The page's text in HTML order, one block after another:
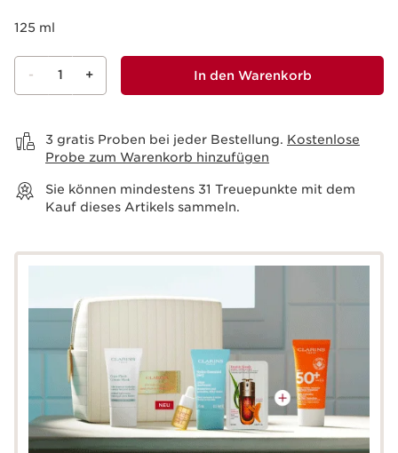
125 ml
- 1 + In den Warenkorb
3 gratis Proben bei jeder Bestellung. Kostenlose
Probe zum Warenkorb hinzufügen
Sie können mindestens 31 Treuepunkte mit dem
Kauf dieses Artikels sammeln.